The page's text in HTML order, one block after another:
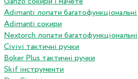
Adimanti лопати багатофункціональні
Adimanti сокири
Nextorch лопати багатофункціональні
Сivivi тактичні ручки
Boker Plus тактичні ручки
Skif інструменти